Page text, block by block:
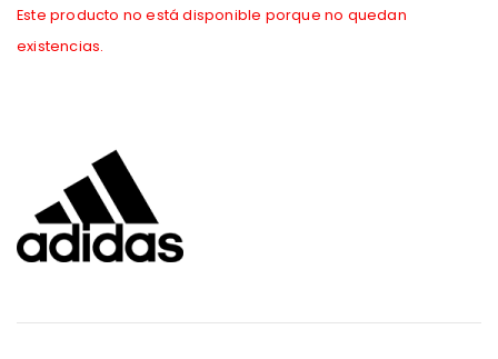
Este producto no está disponible porque no quedan
existencias.